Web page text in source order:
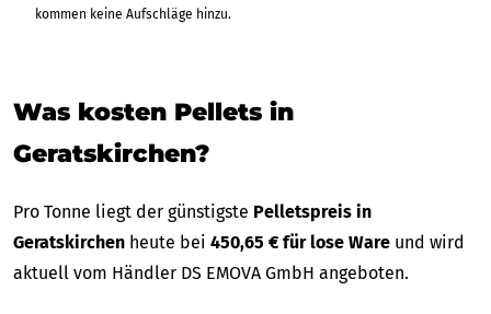
kommen keine Aufschläge hinzu.
Was kosten Pellets in
Geratskirchen?
Pro Tonne liegt der günstigste Pelletspreis in
Geratskirchen heute bei 450,65 € für lose Ware und wird
aktuell vom Händler DS EMOVA GmbH angeboten.